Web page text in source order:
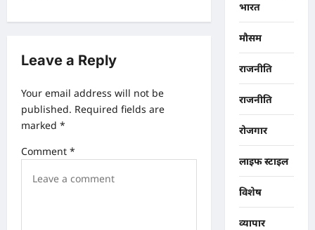
g
t
i
n
Leave a Reply
Your email address will not be
published. Required fields are
marked *
Comment *
भारत
मौसम
राजनीति
राजनीति
रोजगार
लाइफ स्टाइल
विशेष
व्यापार